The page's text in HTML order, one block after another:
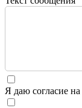
Я даю согласие на